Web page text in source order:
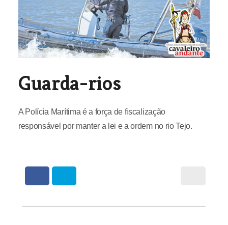
Guarda-rios
A Polícia Marítima é a força de fiscalização
responsável por manter a lei e a ordem no rio Tejo.